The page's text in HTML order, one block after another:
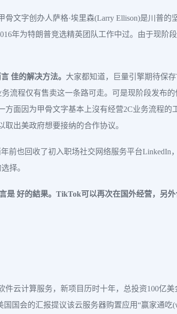
骨文字创办人萨格·埃里森(Larry Ellison)是川普
年为特朗普竞选精英团队工作中过。由于现阶
佳的解决方法。 大家都知道，巨量引擎期待保
流程仅有售卖这一条路可走。可是现阶段发布
面因为甲骨文字基本上沒有经营2C业务流程的
出美政府想要接纳的合作协议。
前也回收了初入职场社交网络服务平台LinkedIn
择。
是 好的結果。TikTok可以再次在国外经营，另
云计算服务，新项目历时十年，总投资100亿美
国会的汇报提议该云服务器购置应用“赢家通吃